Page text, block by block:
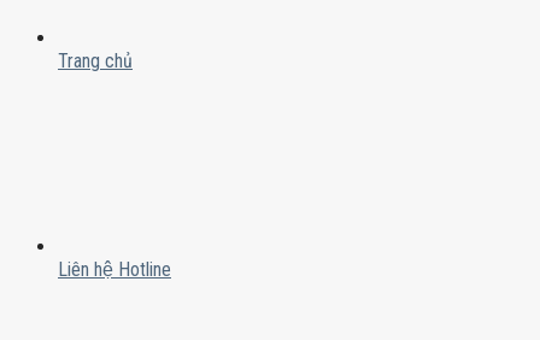
Trang chủ
Liên hệ Hotline